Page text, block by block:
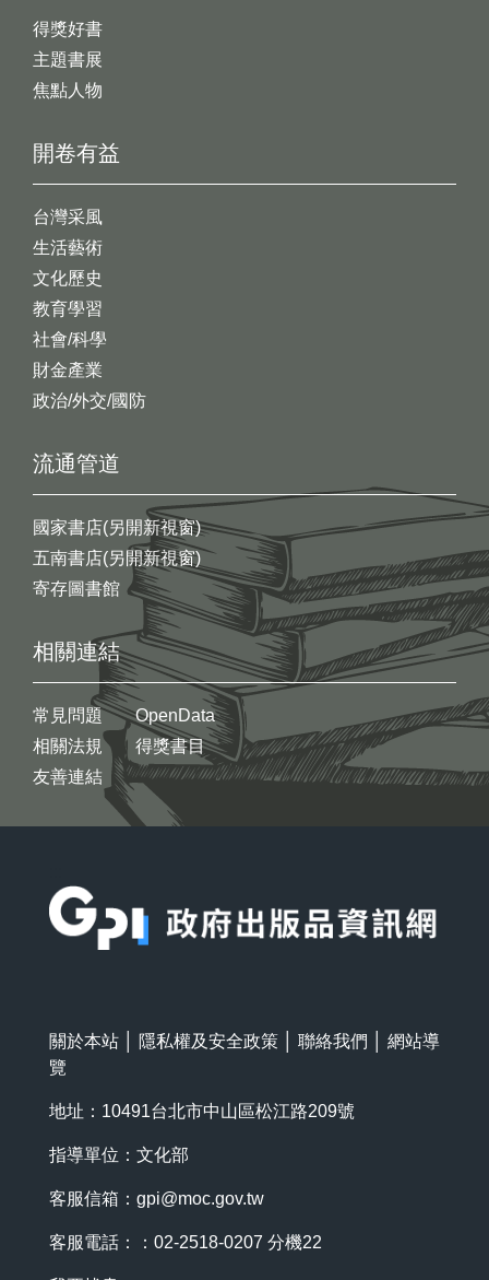
開卷有益
台灣采風
生活藝術
文化歷史
教育學習
社會/科學
財金產業
政治/外交/國防
得獎好書
主題書展
焦點人物
流通管道
國家書店(另開新視窗)
五南書店(另開新視窗)
寄存圖書館
相關連結
常見問題
相關法規
友善連結
OpenData
得獎書目
關於本站 隱私權及安全政策 聯絡我們
網站導
覽
地址：10491台北市中山區松江路209號
指導單位：文化部
客服信箱： gpi@moc.gov.tw
客服電話：：02-2518-0207 分機22